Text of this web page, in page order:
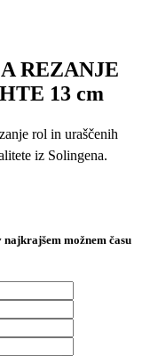
REZANJE
13 cm
rol in uraščenih
iz Solingena.
možnem času